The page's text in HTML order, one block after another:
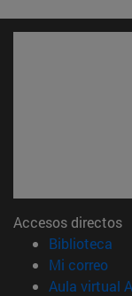
Accesos directos
Biblioteca
Mi correo
Aula virtual